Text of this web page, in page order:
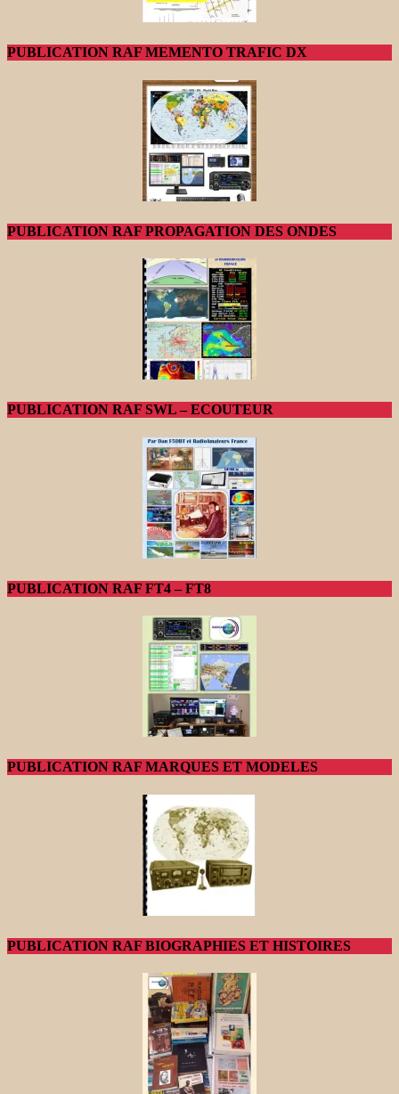
PUBLICATION RAF MEMENTO TRAFIC DX
PUBLICATION RAF PROPAGATION DES ONDES
PUBLICATION RAF SWL – ECOUTEUR
PUBLICATION RAF FT4 – FT8
PUBLICATION RAF MARQUES ET MODELES
PUBLICATION RAF BIOGRAPHIES ET HISTOIRES